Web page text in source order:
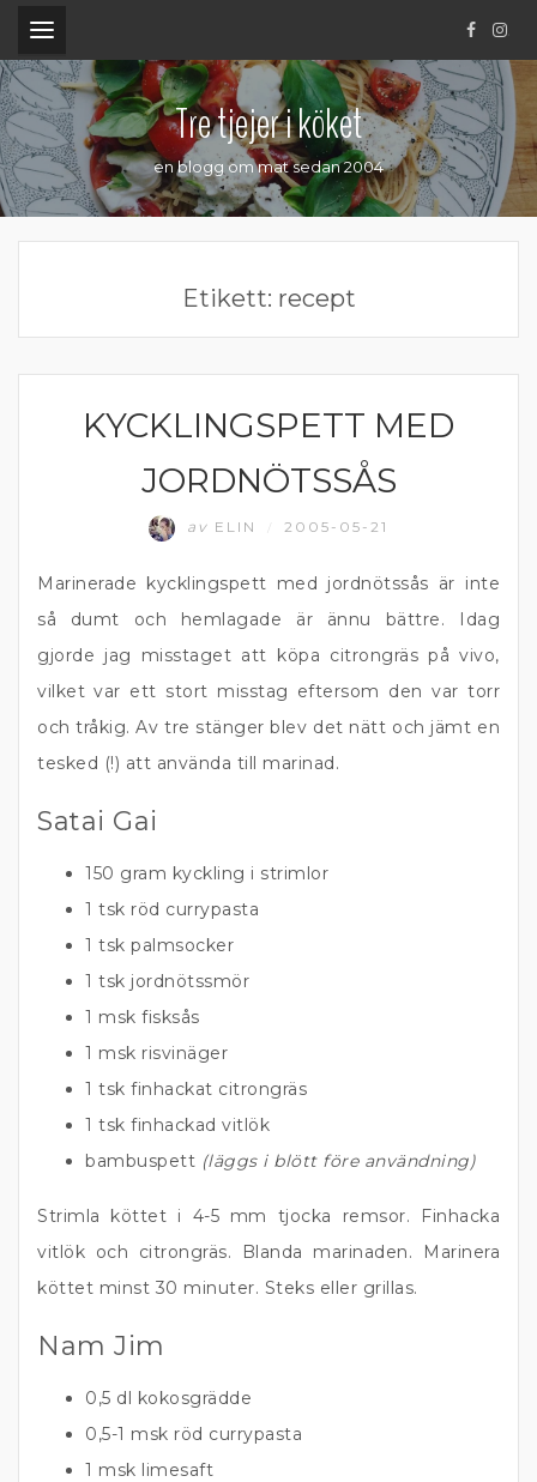
.
Tre tjejer i köket
en blogg om mat sedan 2004
Etikett: recept
KYCKLINGKYCKLINGSPETT MED
JORDNÖTSSÅS
av ELIN 2005-05-21
Marinerade kycklingspett med jordnötssås är inte
så dumt och hemlagade är ännu bättre. Idag
gjorde jag misstaget att köpa citrongräs på vivo,
vilket var ett stort misstag eftersom den var torr
och tråkig. Av tre stänger blev det nätt och jämt en
tesked (!) att använda till marinad.
Satai Gai
150 gram kyckling i strimlor
1 tsk röd currypasta
1 tsk palmsocker
1 tsk jordnötssmör
1 msk fisksås
1 msk risvinäger
1 tsk finhackat citrongräs
1 tsk finhackad vitlök
bambuspett (läggs i blött före användning)
Strimla köttet i 4-5 mm tjocka remsor. Finhacka
vitlök och citrongräs. Blanda marinaden. Marinera
köttet minst 30 minuter. Steks eller grillas.
Nam Jim
0,5 dl kokosgrädde
0,5-1 msk röd currypasta
1 msk limesaft